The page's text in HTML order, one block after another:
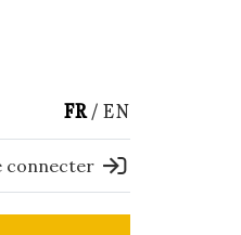
FR EN
connecter